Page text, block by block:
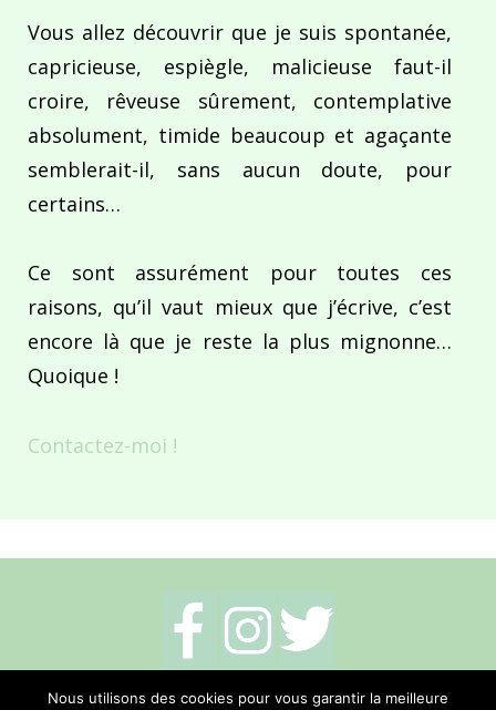
Vous allez découvrir que je suis spontanée,
capricieuse, espiègle, malicieuse faut-il
croire, rêveuse sûrement, contemplative
absolument, timide beaucoup et agaçante
semblerait-il, sans aucun doute, pour
certains…
Ce sont assurément pour toutes ces
raisons, qu’il vaut mieux que j’écrive, c’est
encore là que je reste la plus mignonne…
Quoique !
Contactez-moi !
Mentions légales- Politique de cookies-
Nous utilisons des cookies pour vous garantir la meilleure